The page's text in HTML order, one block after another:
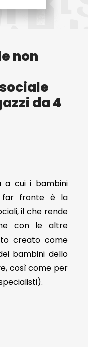
non
da 4
a cui i bambini
far fronte è la
il che rende
con le altre
creato come
bambini dello
così come per